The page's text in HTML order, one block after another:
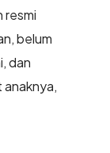
resmi
belum
dan